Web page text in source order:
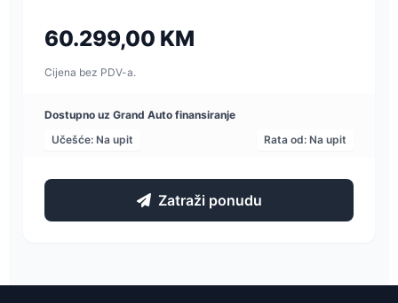
60.299,00 KM
Cijena bez PDV-a.
Dostupno uz Grand Auto finansiranje
Učešće: Na upit
Rata od: Na upit
Zatraži ponudu